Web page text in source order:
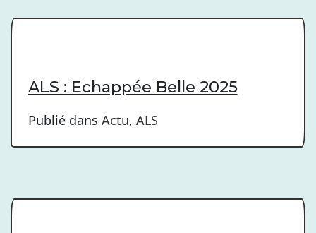
ALS : Echappée Belle 2025
Publié dans Actu, ALS